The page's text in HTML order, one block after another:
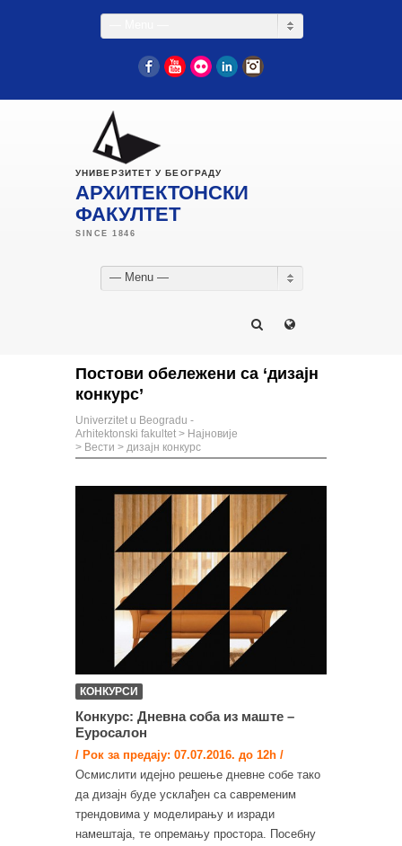
FacebookYouTube
Flickr LinkedIn
УНИВЕРЗИТЕТ У БЕОГРАДУ
АРХИТЕКТОНСКИ
ФАКУЛТЕТ
— Menu —
Постови обележени са ‘дизајн
конкурс’
Univerzitet u Beogradu -
Arhitektonski fakultet > Најновије
> Вести > дизајн конкурс
КОНКУРСИ
Конкурс: Дневна соба из маште –
Еуросалон
/ Рок за предају: 07.07.2016. до 12h /
Осмислити идејно решење дневне собе тако
да дизајн буде усклађен са савременим
трендовима у моделирању и изради
намештаја, те опремању простора. Посебну